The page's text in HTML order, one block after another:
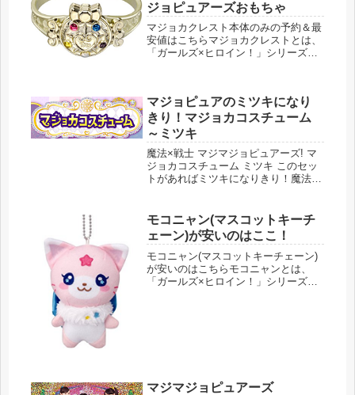
ジョピュアーズおもちゃ
マジョカクレスト本体のみの予約＆最
安値はこちらマジョカクレストとは、
「ガールズ×ヒロイン！」シリーズの
がいつも腕につけています。【2018...
マジョピュアのミツキになり
きり！マジョカコスチューム
～ミツキ
魔法×戦士 マジマジョピュアーズ! マ
ジョカコスチューム ミツキ このセッ
トがあればミツキになりきり！魔法×
（税込、送料無料) (2018/3/26時点)ミ
ツキが変...
モコニャン(マスコットキーチ
ェーン)が安いのはここ！
モコニャン(マスコットキーチェーン)
が安いのはこちらモコニャンとは、
「ガールズ×ヒロイン！」シリーズの
マジマジョピュアーズ